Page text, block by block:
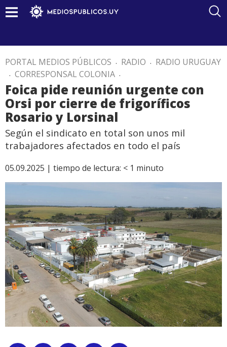
PORTAL MEDIOS PÚBLICOS . RADIO . RADIO URUGUAY
. CORRESPONSAL COLONIA .
Foica pide reunión urgente con
Orsi por cierre de frigoríficos
Rosario y Lorsinal
Según el sindicato en total son unos mil
trabajadores afectados en todo el país
05.09.2025 | tiempo de lectura: < 1 minuto